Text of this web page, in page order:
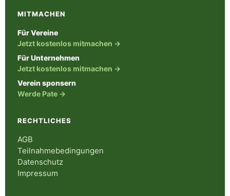
MITMACHEN
Für Vereine
Jetzt kostenlos mitmachen →
Für Unternehmen
Jetzt kostenlos mitmachen →
Verein sponsern
Werde Pate →
RECHTLICHES
AGB
Teilnahmebedingungen
Datenschutz
Impressum